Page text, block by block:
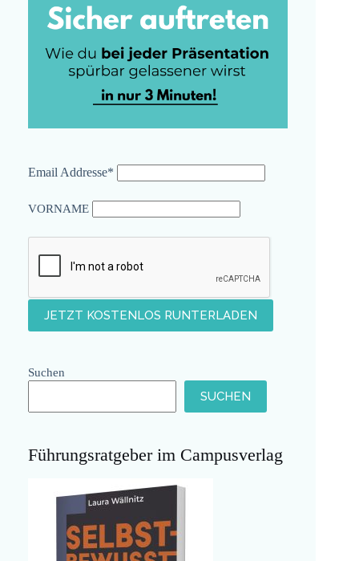
Email Addresse*
VORNAME
Suchen
SUCHEN
Führungsratgeber im Campusverlag